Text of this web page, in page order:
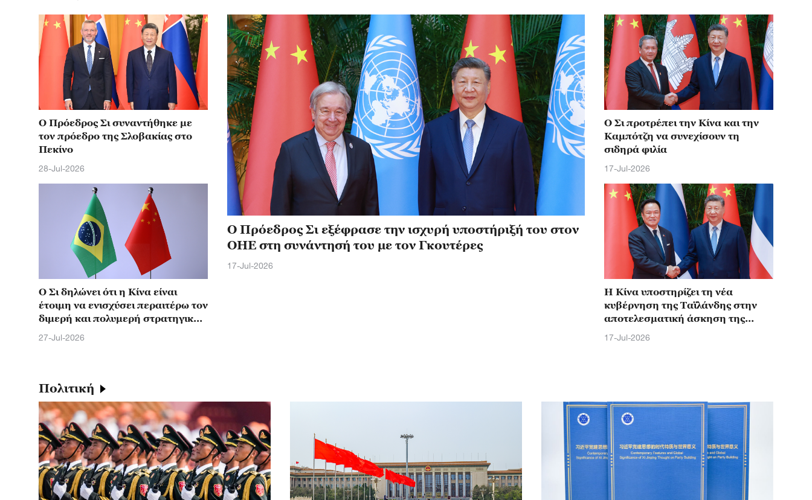
Ο Πρόεδρος Σι συναντήθηκε με
τον πρόεδρο της Σλοβακίας στο
Πεκίνο
28-Jul-2026
Ο Σι δηλώνει ότι η Κίνα είναι
έτοιμη να ενισχύσει περαιτέρω τον
διμερή και πολυμερή στρατηγικό
27-Jul-2026
Ο Πρόεδρος Σι εξέφρασε την ισχυρή υποστήριξή του στον
ΟΗΕ στη συνάντησή του με τον Γκουτέρες
17-Jul-2026
Ο Σι προτρέπει την Κίνα και την
Καμπότζη να συνεχίσουν τη
σιδηρά φιλία
17-Jul-2026
Η Κίνα υποστηρίζει τη νέα
κυβέρνηση της Ταϊλάνδης στην
αποτελεσματική άσκηση της
17-Jul-2026
Πολιτική